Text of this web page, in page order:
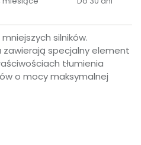
silników.
specjalny element
tłumienia
o mocy maksymalnej